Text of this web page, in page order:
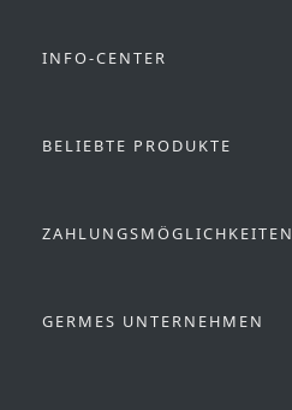
INFO-CENTER
BELIEBTE PRODUKTE
ZAHLUNGSMÖGLICHKEITEN
GERMES UNTERNEHMEN